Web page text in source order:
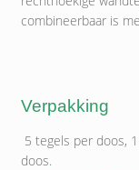
combineerbaar is
Verpakking
5 tegels per doos,
doos.